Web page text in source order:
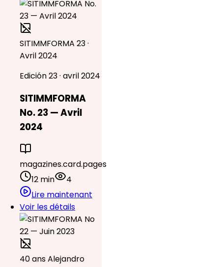
SITIMMFORMA 23 ·
Avril 2024
Edición 23 · avril 2024
SITIMMFORMA
No. 23 — Avril
2024
magazines.card.pages
12 min
4
Lire maintenant
Voir les détails
40 ans Alejandro